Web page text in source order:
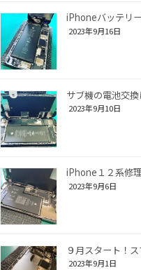
iPhoneバッテリ
2023年9月16日
サブ機の電池交
2023年9月10日
iPhone１２系修理
2023年9月6日
９月スタート！
2023年9月1日